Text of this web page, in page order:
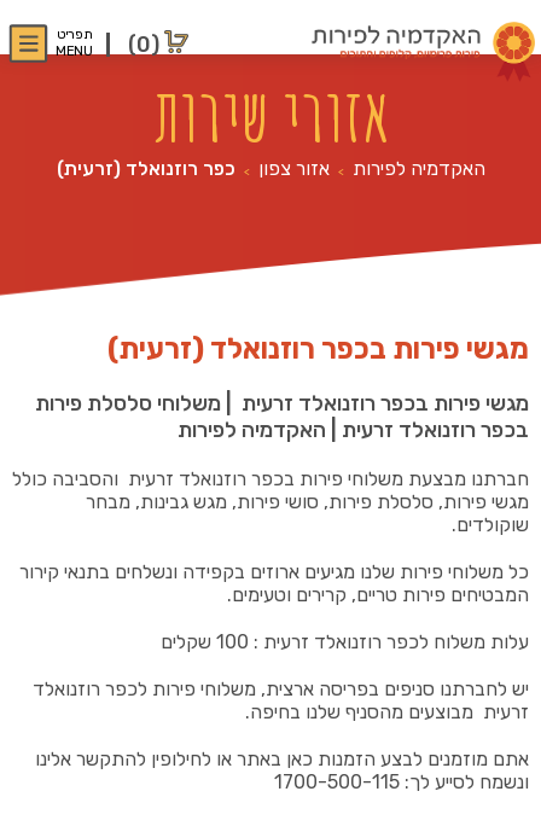
(0)
תפריט
MENU
אזורי שירות
האקדמיה לפירות > אזור צפון > כפר רוזנואלד (זרעית)
מגשי פירות בכפר רוזנואלד (זרעית)
מגשי פירות בכפר רוזנואלד זרעית | משלוחי סלסלת פירות
בכפר רוזנואלד זרעית | האקדמיה לפירות
חברתנו מבצעת משלוחי פירות בכפר רוזנואלד זרעית והסביבה כולל
מגשי פירות, סלסלת פירות, סושי פירות, מגש גבינות, מבחר
שוקולדים.
כל משלוחי פירות שלנו מגיעים ארוזים בקפידה ונשלחים בתנאי קירור
המבטיחים פירות טריים, קרירים וטעימים.
עלות משלוח לכפר רוזנואלד זרעית : 100 שקלים
יש לחברתנו סניפים בפריסה ארצית, משלוחי פירות לכפר רוזנואלד
זרעית מבוצעים מהסניף שלנו בחיפה.
אתם מוזמנים לבצע הזמנות כאן באתר או לחילופין להתקשר אלינו
ונשמח לסייע לך: 1700-500-115